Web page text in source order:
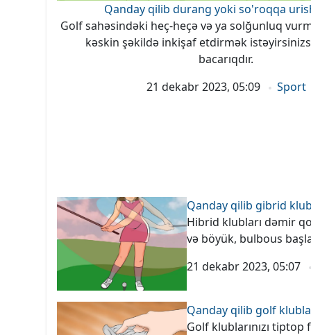
Qanday qilib durang yoki so'roqqa
Golf sahəsindəki heç-heçə və ya solğunluq
kəskin şəkildə inkişaf etdirmək
bacarıqdır.
21 dekabr 2023, 05:09
Sport
Qanday qilib gibrid
Hibrid klubları dəmir
və böyük, bulbous
21 dekabr 2023, 05:07
Qanday qilib golf
Golf klublarınızı tiptop